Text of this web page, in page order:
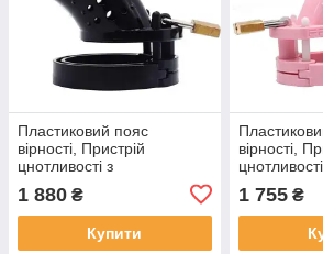
Пластиковий пояс
вірності, Пристрій
цнотливості з
для пеніса, Чорний
1 880 ₴
Купити
вірності,
для пеніса,
1 755₴